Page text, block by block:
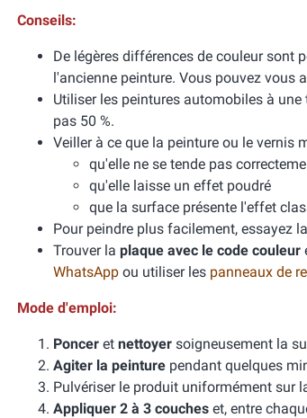
Conseils:
De légères différences de couleur sont
l'ancienne peinture. Vous pouvez vous
Utiliser les peintures automobiles à
pas 50 %.
Veiller à ce que la peinture ou le vernis
qu'elle ne se tende pas
qu'elle laisse un effet poudré
que la surface présente l'effet
Pour peindre plus facilement, essayez la
Trouver la plaque avec le code couleur
WhatsApp ou utiliser les panneaux de
Mode d'emploi:
Poncer et nettoyer soigneusement la
Agiter la peinture pendant quelques
Pulvériser le produit uniformément sur
Appliquer 2 à 3 couches et, entre